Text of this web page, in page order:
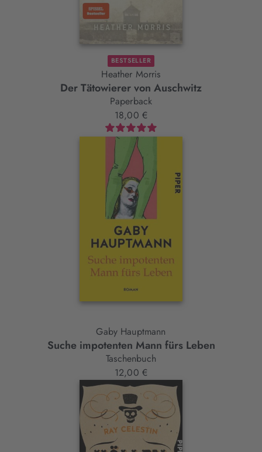
BESTSELLER
Heather Morris
Der Tätowierer von Auschwitz
Paperback
18,00 €
Gaby Hauptmann
Suche impotenten Mann fürs Leben
Taschenbuch
12,00 €